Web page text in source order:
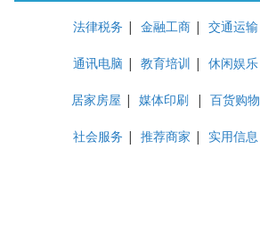
法律税务 | 金融工商 | 交通运输
通讯电脑 | 教育培训 | 休闲娱乐
居家房屋 | 媒体印刷 | 百货购物
社会服务 | 推荐商家 | 实用信息